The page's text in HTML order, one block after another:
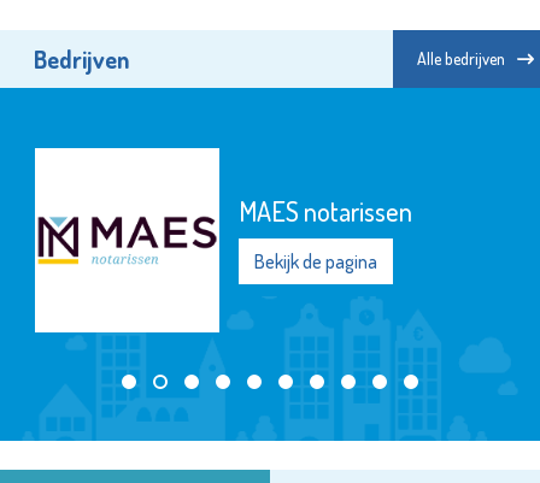
Bedrijven Alle bedrijven
MAES notarissen
Bekijk de pagina